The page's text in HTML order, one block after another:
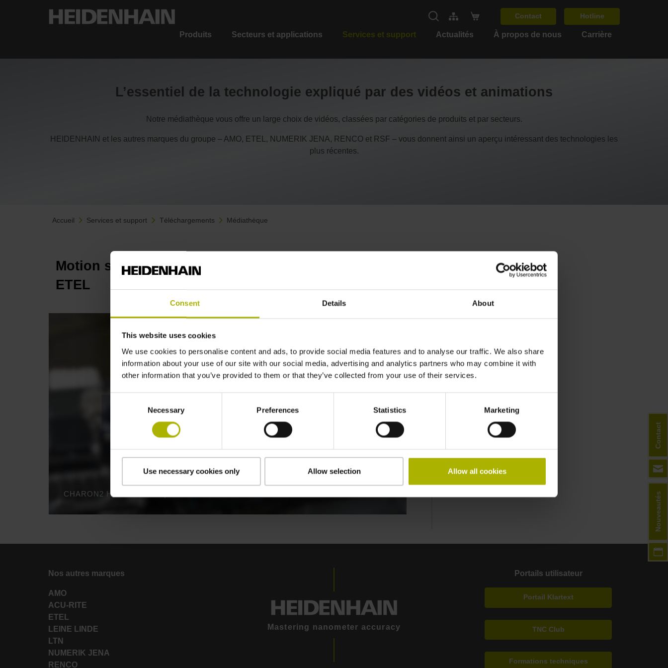
Consent Details About
This website uses cookies
We use cookies to personalise content and ads, to provide social media features and to analyse our traffic. We also share
information about your use of our site with our social media, advertising and analytics partners who may combine it with
other information that you’ve provided to them or that they’ve collected from your use of their services.
Necessary Preferences Statistics Marketing
Use necessary cookies only Allow selection Allow all cookies
Contact Hotline
Produits Secteurs et applications Services et support Actualités À propos de nous Carrière
L’essentiel de la technologie expliqué par des vidéos et animations
Notre médiathèque vous offre un large choix de vidéos, classées par catégories de produits et par secteurs.
HEIDENHAIN et les autres marques du groupe – AMO, ETEL, NUMERIK JENA, RENCO et RSF – vous donnent ainsi un aperçu intéressant des technologies les
plus récentes.
Accueil Services et support Téléchargements Médiathèque
Motion systems: Greater productivity and accuracy |
ETEL
CHARON2 HD AND Z3TM | ETEL
Nos autres marques
AMO
ACU-RITE
ETEL
LEINE LINDE
LTN
NUMERIK JENA
RENCO
Mastering nanometer accuracy
Portails utilisateur
Portail Klartext
TNC Club
Formations techniques
Nouveautés
Contact